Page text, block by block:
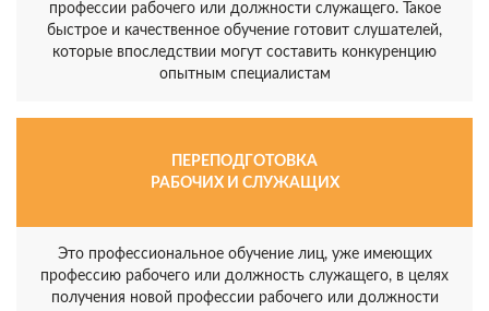
профессии рабочего или должности служащего. Такое
быстрое и качественное обучение готовит слушателей,
которые впоследствии могут составить конкуренцию
опытным специалистам
ПЕРЕПОДГОТОВКА
РАБОЧИХ И СЛУЖАЩИХ
Это профессиональное обучение лиц, уже имеющих
профессию рабочего или должность служащего, в целях
получения новой профессии рабочего или должности